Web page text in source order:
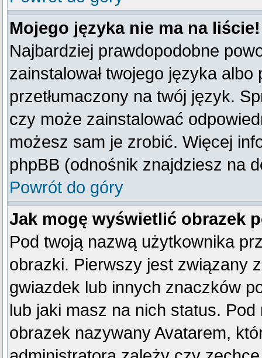
Mojego języka nie ma na liście!
Najbardziej prawdopodobne
zainstalował twojego języka
przetłumaczony na twój język.
czy może zainstalować
możesz sam je zrobić. Więcej
phpBB (odnośnik znajdziesz na
Powrót do góry
Jak mogę wyświetlić obrazek
Pod twoją nazwą użytkownika
obrazki. Pierwszy jest związany
gwiazdek lub innych znaczków
lub jaki masz na nich status.
obrazek nazywany Avatarem,